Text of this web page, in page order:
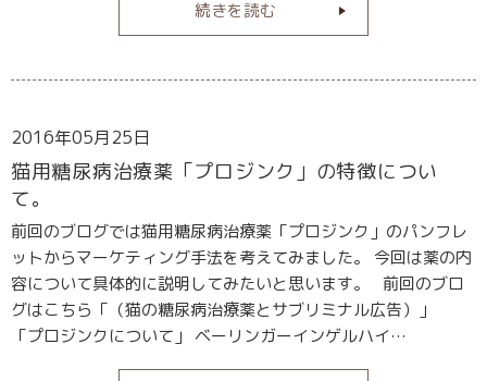
続きを読む
2016年05月25日
猫用糖尿病治療薬「プロジンク」の特徴につい
て。
前回のブログでは猫用糖尿病治療薬「プロジンク」のパンフレ
ットからマーケティング手法を考えてみました。 今回は薬の内
容について具体的に説明してみたいと思います。 前回のブロ
グはこちら「（猫の糖尿病治療薬とサブリミナル広告）」
「プロジンクについて」 ベーリンガーインゲルハイ…